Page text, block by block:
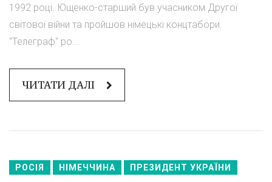
1992 році. Ющенко-старший був учасником Другої
світової війни та пройшов німецькі концтабори.
"Телеграф" ро...
ЧИТАТИ ДАЛІ
РОСІЯ НІМЕЧЧИНА ПРЕЗИДЕНТ УКРАЇНИ